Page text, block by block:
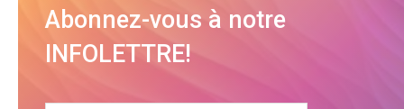
Abonnez-vous à notre
INFOLETTRE!